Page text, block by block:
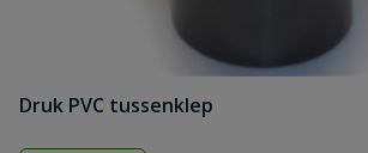
Druk PVC tussenklep